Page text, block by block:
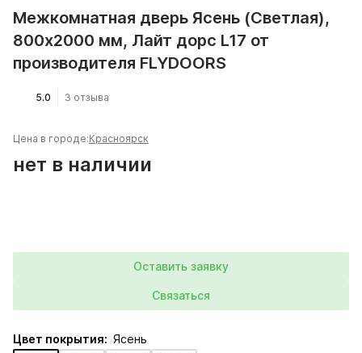
Межкомнатная дверь Ясень (Светлая),
800x2000 мм, Лайт дорс L17 от
производителя FLYDOORS
5.0 3 отзыва
Цена в городе:Красноярск
нет в наличии
Оставить заявку
Связаться
Цвет покрытия: Ясень